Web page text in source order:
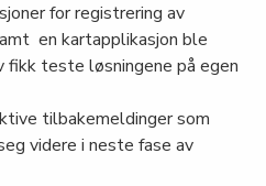
for registrering av
en kartapplikasjon ble
teste løsningene på egen
tilbakemeldinger som
videre i neste fase av